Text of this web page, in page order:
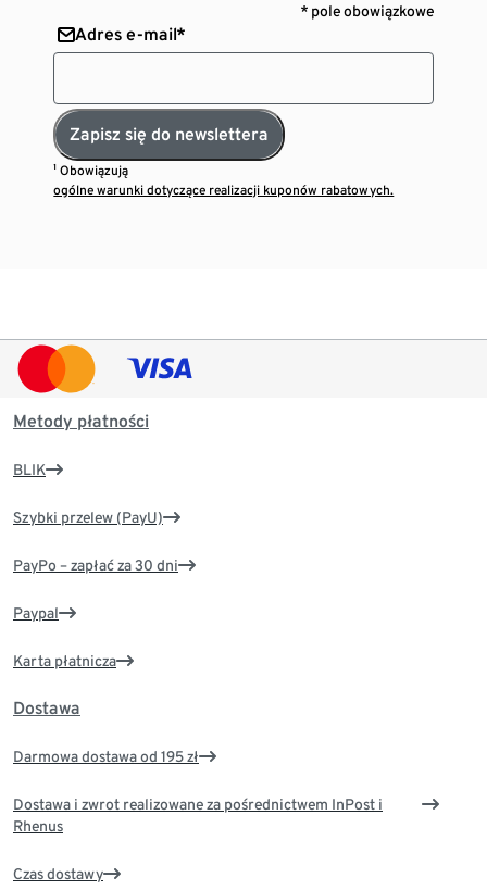
* pole obowiązkowe
Adres e-mail*
Zapisz się do newslettera
¹ Obowiązują
ogólne warunki dotyczące realizacji kuponów rabatowych.
Metody płatności
BLIK
Szybki przelew (PayU)
PayPo – zapłać za 30 dni
Paypal
Karta płatnicza
Dostawa
Darmowa dostawa od 195 zł
Dostawa i zwrot realizowane za pośrednictwem InPost i
Rhenus
Czas dostawy